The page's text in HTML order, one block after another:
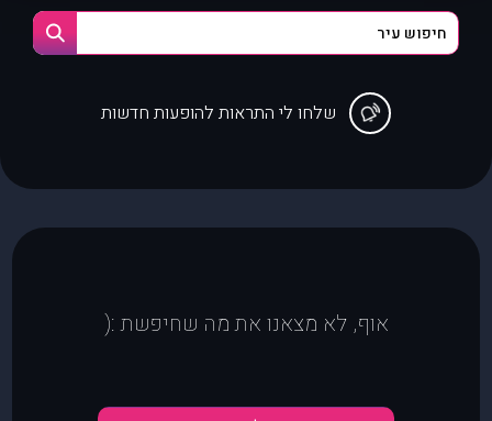
שלחו לי התראות להופעות חדשות
אוף, לא מצאנו את מה שחיפשת :(